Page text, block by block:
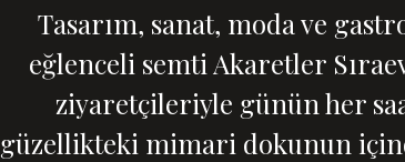
Tasarım, sanat, moda ve
eğlenceli semti Akaretler
ziyaretçileriyle günün her
güzellikteki mimari dokunun